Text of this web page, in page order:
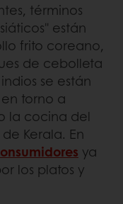
términos
están
frito coreano,
de cebolleta
se están
torno a
la cocina del
Kerala. En
ya
los platos y